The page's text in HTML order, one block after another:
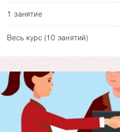
1 занятие
Весь курс (10 занятий)